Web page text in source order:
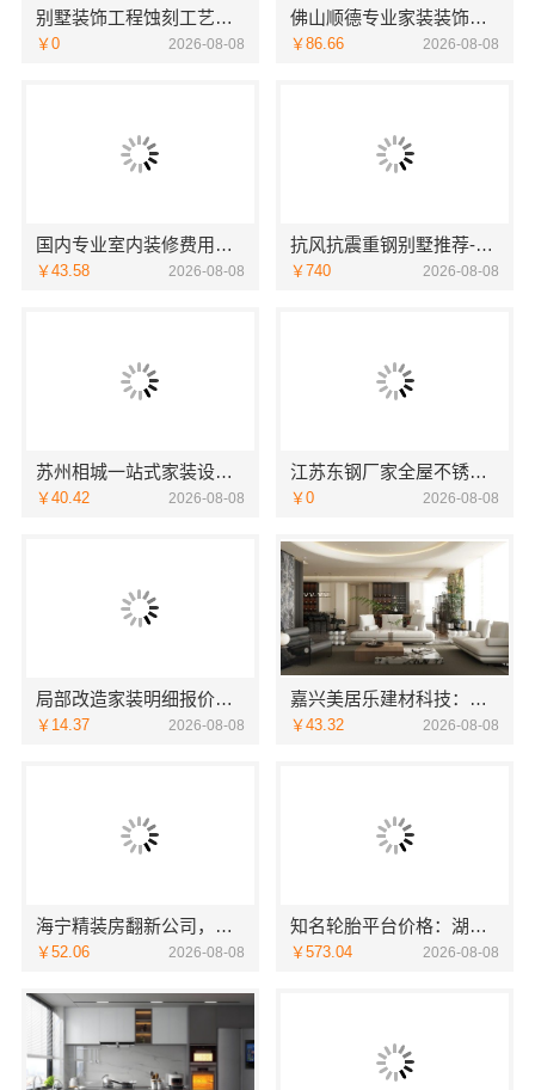
别墅装饰工程蚀刻工艺多少钱——江苏东钢金属家居有限公司
￥0 2026-08-08
佛山顺德专业家装装饰，雅居美家一体化服务更靠谱
￥86.66 2026-08-08
国内专业室内装修费用预算，江西圣匠新型环保材料有限公司
￥43.58 2026-08-08
抗风抗震重钢别墅推荐-云南晟构建筑建材有限公司精选
￥740 2026-08-08
苏州相城一站式家装设计多少钱拎包入住-苏州百年豪庭新材料有限公司
￥40.42 2026-08-08
江苏东钢厂家全屋不锈钢定制生产基地兴化江苏东钢金属科技有限公司
￥0 2026-08-08
局部改造家装明细报价，万赢饰家直营家庭装修成本管控
￥14.37 2026-08-08
嘉兴美居乐建材科技：嘉兴周边专业旧房改造案例
￥43.32 2026-08-08
海宁精装房翻新公司，嘉兴家美建材科技值得信赖
￥52.06 2026-08-08
知名轮胎平台价格：湖北省腾冠畅实业贸易有限公司优势解析
￥573.04 2026-08-08